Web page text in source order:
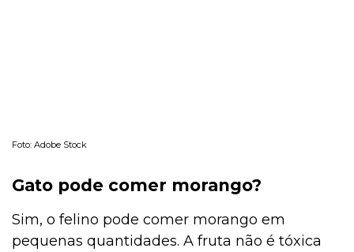
Foto: Adobe Stock
Gato pode comer morango?
Sim, o felino pode comer morango em
pequenas quantidades. A fruta não é tóxica